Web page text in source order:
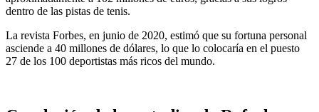
dentro de las pistas de tenis.
La revista Forbes, en junio de 2020, estimó que su fortuna personal
asciende a 40 millones de dólares, lo que lo colocaría en el puesto
27 de los 100 deportistas más ricos del mundo.